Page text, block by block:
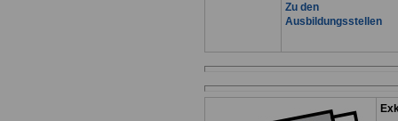
Zu den
Ausbildungsstellen